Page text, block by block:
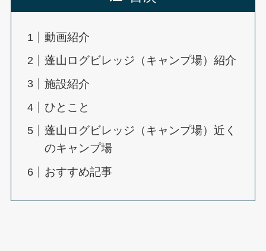
動画紹介
蓬山ログビレッジ（キャンプ場）紹介
施設紹介
ひとこと
蓬山ログビレッジ（キャンプ場）近く
のキャンプ場
おすすめ記事